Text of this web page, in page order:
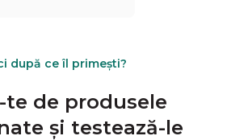
după ce îl primești?
te de produsele
și testează-le